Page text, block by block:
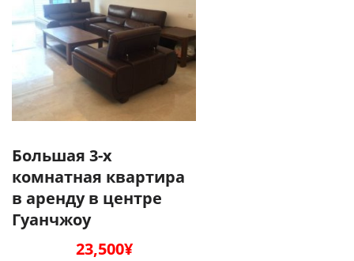
Большая 3-х
комнатная квартира
в аренду в центре
Гуанчжоу
23,500¥